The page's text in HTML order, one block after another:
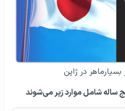
بسیارماهر در ژاپن
ساله شامل موارد زیر می‌شوند